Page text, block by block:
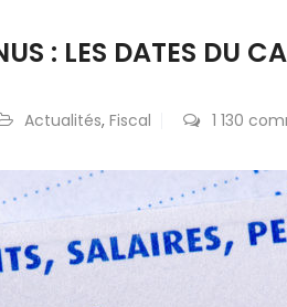
: LES DATES DU
Actualités, Fiscal 1 130